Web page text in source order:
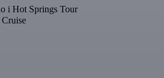
i Hot Springs Tour
Cruise